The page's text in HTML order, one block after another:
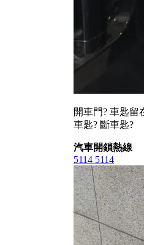
開車門? 車匙留
車匙? 斷車匙?
汽車開鎖熱線
5114 5114